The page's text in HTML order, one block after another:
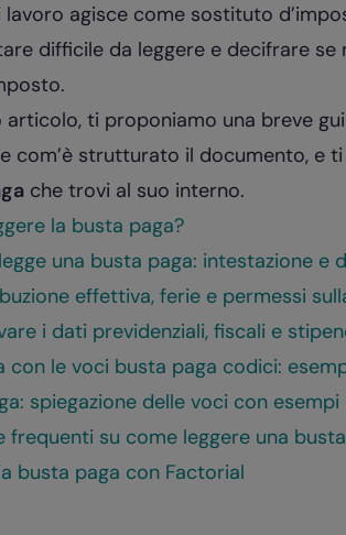
agisce come sostituto
difficile da leggere e decifrare
articolo, ti proponiamo una breve
com’è strutturato il documento, e
che trovi al suo interno.
la busta paga?
una busta paga: intestazione e
effettiva, ferie e permessi
i dati previdenziali, fiscali e
con le voci busta paga codici:
spiegazione delle voci con
frequenti su come leggere una
busta paga con Factorial